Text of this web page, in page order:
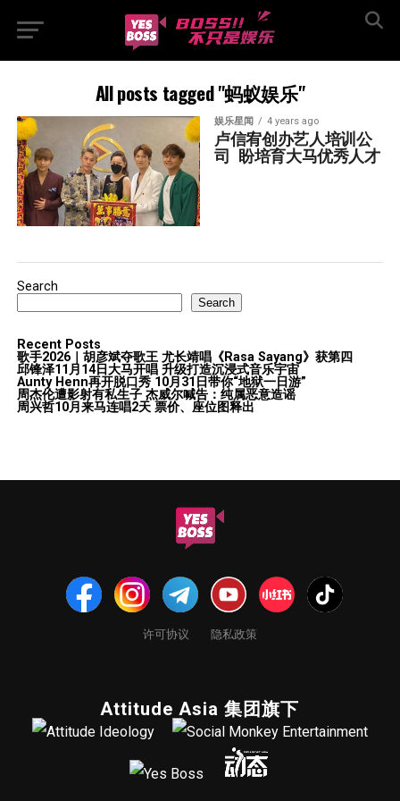
All posts tagged "蚂蚁娱乐"
娱乐星闻 4 years ago
卢信宥创办艺人培训公
司  盼培育大马优秀人才
Search
Search
Recent Posts
歌手2026｜胡彦斌夺歌王 尤长靖唱《Rasa Sayang》获第四
邱锋泽11月14日大马开唱 升级打造沉浸式音乐宇宙
Aunty Henn再开脱口秀 10月31日带你“地狱一日游”
周杰伦遭影射有私生子 杰威尔喊告：纯属恶意造谣
周兴哲10月来马连唱2天 票价、座位图释出
许可协议 隐私政策
Attitude Asia 集团旗下